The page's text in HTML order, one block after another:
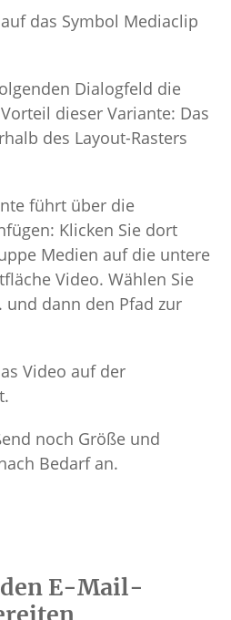
das Symbol Mediaclip
Dialogfeld die
dieser Variante: Das
des Layout-Rasters
führt über die
Klicken Sie dort
Medien auf die untere
Video. Wählen Sie
und dann den Pfad zur
Video auf der
noch Größe und
Bedarf an.
E-Mail-